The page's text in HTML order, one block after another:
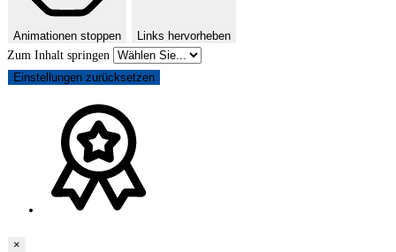
Animationen stoppen
Links hervorheben
Zum Inhalt springen
Einstellungen zurücksetzen
×